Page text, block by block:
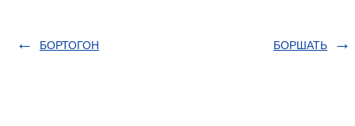
БОРТОГОН БОРШАТЬ